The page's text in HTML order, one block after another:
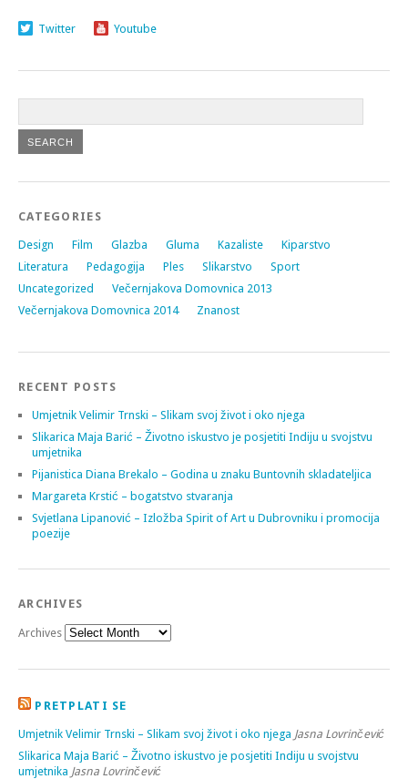
Twitter Youtube
CATEGORIES
Design Film Glazba Gluma Kazaliste
Kiparstvo
Literatura
Pedagogija Ples Slikarstvo
Sport
Uncategorized
Večernjakova Domovnica 2013
Večernjakova Domovnica 2014
Znanost
RECENT POSTS
Umjetnik Velimir Trnski – Slikam svoj život i oko njega
Slikarica Maja Barić – Životno iskustvo je posjetiti Indiju u svojstvu
umjetnika
Pijanistica Diana Brekalo – Godina u znaku Buntovnih skladateljica
Margareta Krstić – bogatstvo stvaranja
Svjetlana Lipanović – Izložba Spirit of Art u Dubrovniku i promocija
poezije
ARCHIVES
Archives
PRETPLATI SE
Umjetnik Velimir Trnski – Slikam svoj život i oko njega Jasna Lovrinčević
Slikarica Maja Barić – Životno iskustvo je posjetiti Indiju u svojstvu
umjetnika Jasna Lovrinčević